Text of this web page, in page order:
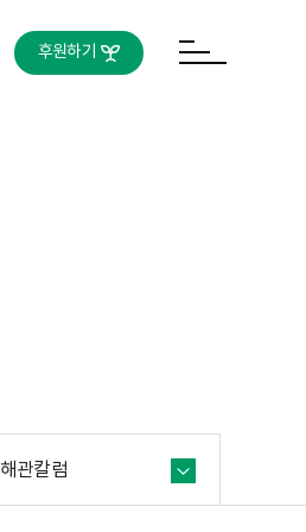
후원하기
해관칼럼